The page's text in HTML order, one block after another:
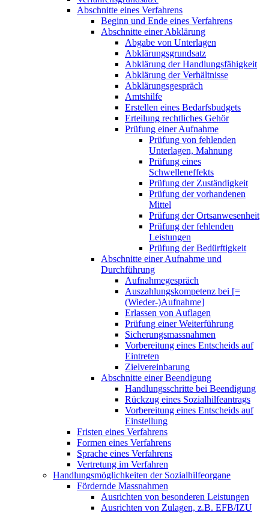
Abschnitte eines Verfahrens
Beginn und Ende eines Verfahrens
Abschnitte einer Abklärung
Abgabe von Unterlagen
Abklärungsgrundsatz
Abklärung der Handlungsfähigkeit
Abklärung der Verhältnisse
Abklärungsgespräch
Amtshilfe
Erstellen eines Bedarfsbudgets
Erteilung rechtliches Gehör
Prüfung einer Aufnahme
Prüfung von fehlenden
Unterlagen, Mahnung
Prüfung eines
Schwelleneffekts
Prüfung der Zuständigkeit
Prüfung der vorhandenen
Mittel
Prüfung der Ortsanwesenheit
Prüfung der fehlenden
Leistungen
Prüfung der Bedürftigkeit
Abschnitte einer Aufnahme und
Durchführung
Aufnahmegespräch
Auszahlungskompetenz bei [=
(Wieder-)Aufnahme]
Erlassen von Auflagen
Prüfung einer Weiterführung
Sicherungsmassnahmen
Vorbereitung eines Entscheids auf
Eintreten
Zielvereinbarung
Abschnitte einer Beendigung
Handlungsschritte bei Beendigung
Rückzug eines Sozialhilfeantrags
Vorbereitung eines Entscheids auf
Einstellung
Fristen eines Verfahrens
Formen eines Verfahrens
Sprache eines Verfahrens
Vertretung im Verfahren
Handlungsmöglichkeiten der Sozialhilfeorgane
Fördernde Massnahmen
Ausrichten von besonderen Leistungen
Ausrichten von Zulagen, z.B. EFB/IZU